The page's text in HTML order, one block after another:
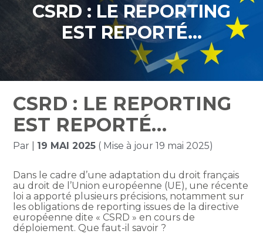
CSRD : LE REPORTING
EST REPORTÉ…
CSRD : LE REPORTING
EST REPORTÉ…
Par 19 MAI 2025 ( Mise à jour 19 mai 2025)
Dans le cadre d’une adaptation du droit français
au droit de l’Union européenne (UE), une récente
loi a apporté plusieurs précisions, notamment sur
les obligations de reporting issues de la directive
européenne dite « CSRD » en cours de
déploiement. Que faut-il savoir ?